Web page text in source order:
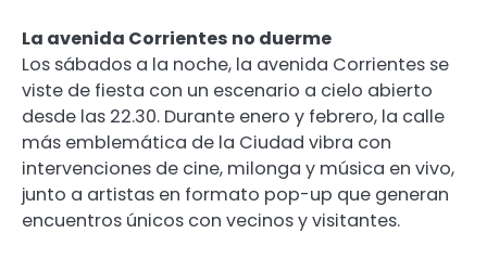
La avenida Corrientes no duerme
Los sábados a la noche, la avenida Corrientes se
viste de fiesta con un escenario a cielo abierto
desde las 22.30. Durante enero y febrero, la calle
más emblemática de la Ciudad vibra con
intervenciones de cine, milonga y música en vivo,
junto a artistas en formato pop-up que generan
encuentros únicos con vecinos y visitantes.